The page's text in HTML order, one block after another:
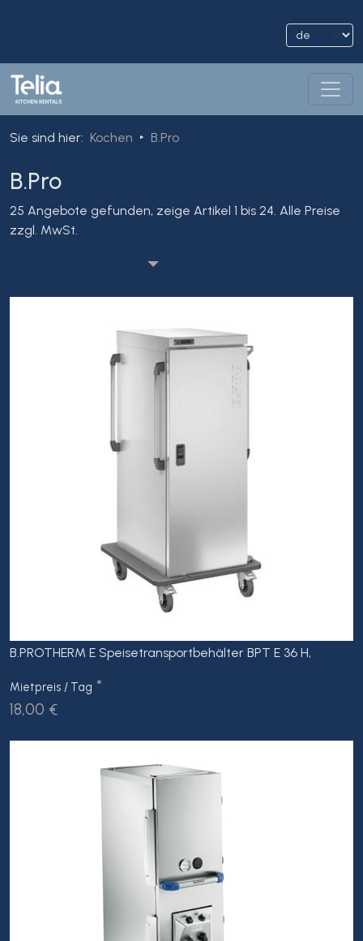
Sie sind hier: Kochen B.Pro
B.Pro
25 Angebote gefunden, zeige Artikel 1 bis 24. Alle Preise
zzgl. MwSt.
B.PROTHERM E Speisetransportbehälter BPT E 36 H,
Mietpreis / Tag *
18,00 €